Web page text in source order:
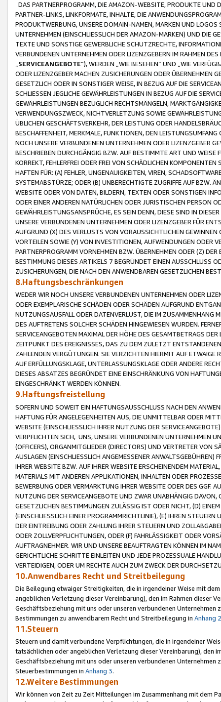
DAS PARTNERPROGRAMM, DIE AMAZON-WEBSITE, PRODUKTE UND
PARTNER-LINKS, LINKFORMATE, INHALTE, DIE
PRODUKTWERBUNG, UNSERE DOMAIN-NAMEN, MARKEN UND
UNTERNEHMEN (EINSCHLIESSLICH DER AMAZON-MARKEN) UND DIE
TEXTE UND SONSTIGE GEWERBLICHE SCHUTZRECHTE,
VERBUNDENEN UNTERNEHMEN ODER LIZENZGEBERN IM RAHMEN
SERVICEANGEBOTE“), WERDEN „WIE BESEHEN“ UND „WIE
ODER LIZENZGEBER MACHEN ZUSICHERUNGEN ODER ÜBERNEHMEN
GESETZLICH ODER IN SONSTIGER WEISE, IN BEZUG AUF DIE
SCHLIESSEN JEGLICHE GEWÄHRLEISTUNGEN IN BEZUG AUF DIE
GEWÄHRLEISTUNGEN BEZÜGLICH RECHTSMÄNGELN,
VERWENDUNGSZWECK, NICHTVERLETZUNG SOWIE
ÜBLICHEN GESCHÄFTSVERKEHR, DER LEISTUNG ODER
BESCHAFFENHEIT, MERKMALE, FUNKTIONEN, DEN
NOCH UNSERE VERBUNDENEN UNTERNEHMEN ODER LIZENZGEBER
BESCHRIEBEN DURCHGÄNGIG BZW. AUF BESTIMMTE ART UND
KORREKT, FEHLERFREI ODER FREI VON SCHÄDLICHEN
HAFTEN FÜR: (A) FEHLER, UNGENAUIGKEITEN, VIREN,
SYSTEMABSTÜRZE; ODER (B) UNBERECHTIGTE ZUGRIFFE AUF BZW.
WEBSITE ODER VON DATEN, BILDERN, TEXTEN ODER SONSTIGEN
ODER EINER ANDEREN NATÜRLICHEN ODER JURISTISCHEN PERSON
GEWÄHRLEISTUNGSANSPRÜCHE, ES SEIN DENN, DIESE SIND IN
UNSERE VERBUNDENEN UNTERNEHMEN ODER LIZENZGEBER FÜR
AUFGRUND (X) DES VERLUSTS VON VORAUSSICHTLICHEN
VORTEILEN SOWIE (Y) VON INVESTITIONEN, AUFWENDUNGEN ODER
PARTNERPROGRAMM VORNEHMEN BZW. ÜBERNEHMEN ODER (Z)
BESTIMMUNG DIESES ARTIKELS 7 BEGRÜNDET EINEN AUSSCHLUSS
ZUSICHERUNGEN, DIE NACH DEN ANWENDBAREN GESETZLICHEN
8.Haftungsbeschränkungen
WEDER WIR NOCH UNSERE VERBUNDENEN UNTERNEHMEN ODER
ODER EXEMPLARISCHE SCHÄDEN ODER SCHÄDEN AUFGRUND
NUTZUNGSAUSFALL ODER DATENVERLUST, DIE IM ZUSAMMENHANG
DES AUFTRETENS SOLCHER SCHÄDEN HINGEWIESEN WURDEN.
SERVICEANGEBOTEN MAXIMAL DER HÖHE DES GESAMTBETRAGS
ZEITPUNKT DES EREIGNISSES, DAS ZU DEM ZULETZT
ZAHLENDEN VERGÜTUNGEN. SIE VERZICHTEN HIERMIT AUF
AUF ERFÜLLUNGSKLAGE, UNTERLASSUNGSKLAGE ODER ANDERE
DIESES ABSATZES BEGRÜNDET EINE EINSCHRÄNKUNG VON
EINGESCHRÄNKT WERDEN KÖNNEN.
9.Haftungsfreistellung
SOFERN UND SOWEIT EIN HAFTUNGSAUSSCHLUSS NACH DEN
HAFTUNG FÜR ANGELEGENHEITEN AUS, DIE UNMITTELBAR ODER
WEBSITE (EINSCHLIESSLICH IHRER NUTZUNG DER
VERPFLICHTEN SICH, UNS, UNSERE VERBUNDENEN UNTERNEHMEN
(OFFICERS), ORGANMITGLIEDER (DIRECTORS) UND VERTRETER VON
AUSLAGEN (EINSCHLIESSLICH ANGEMESSENER
IHRER WEBSITE BZW. AUF IHRER WEBSITE ERSCHEINENDEM
MATERIALS MIT ANDEREN APPLIKATIONEN, INHALTEN ODER
BEWERBUNG ODER VERMARKTUNG IHRER WEBSITE ODER DES GGF.
NUTZUNG DER SERVICEANGEBOTE UND ZWAR UNABHÄNGIG
GESETZLICHEN BESTIMMUNGEN ZULÄSSIG IST ODER NICHT, (D)
(EINSCHLIESSLICH EINER PROGRAMMRICHTLINIE), (E) IHREN
DER EINTREIBUNG ODER ZAHLUNG IHRER STEUERN UND
ODER ZOLLVERPFLICHTUNGEN, ODER (F) FAHRLÄSSIGKEIT ODER
AUFTRAGNEHMER. WIR UND UNSERE BEAUFTRAGTEN KÖNNEN IM
GERICHTLICHE SCHRITTE EINLEITEN UND JEDE PROZESSUALE
VERTEIDIGEN, ODER UM RECHTE AUCH ZUM ZWECK DER
10.Anwendbares Recht und Streitbeilegung
Die Beilegung etwaiger Streitigkeiten, die in irgendeiner Weise mit
angeblichen Verletzung dieser Vereinbarung), den im Rahmen dieser
Geschäftsbeziehung mit uns oder unseren verbundenen
Bestimmungen zu anwendbarem Recht und Streitbeilegung in Anhang 2
11.Steuern
Steuern und damit verbundene Verpflichtungen, die in irgendeiner
tatsächlichen oder angeblichen Verletzung dieser Vereinbarung), den
Geschäftsbeziehung mit uns oder unseren verbundenen
Steuerbestimmungen in Anhang 3.
12.Weitere Bestimmungen
Wir können von Zeit zu Zeit Mitteilungen im Zusammenhang mit dem